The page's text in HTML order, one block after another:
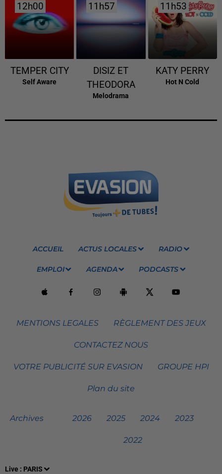
Live : PARIS
12h00
12h00
TEMPER CITY
Self Aware
11h57
11h57
DISIZ ET
THEODORA
Melodrama
11h53
11h53
KATY PERRY
Hot N Cold
ACCUEIL ACTUS LOCALES RADIO
EMPLOI AGENDA PODCASTS
MENTIONS LEGALES RÈGLEMENT DES JEUX
CONTACTEZ NOUS
VOTRE PUBLICITÉ SUR EVASION GROUPE HPI
Plan du site
Archives 2026 2025 2024 2023
2022